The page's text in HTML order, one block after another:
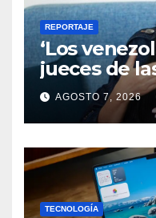
REPORTAJE
‘Los
jueces de
seremos
resultados’
AGOSTO 7, 2026
TECNOLOGÍA